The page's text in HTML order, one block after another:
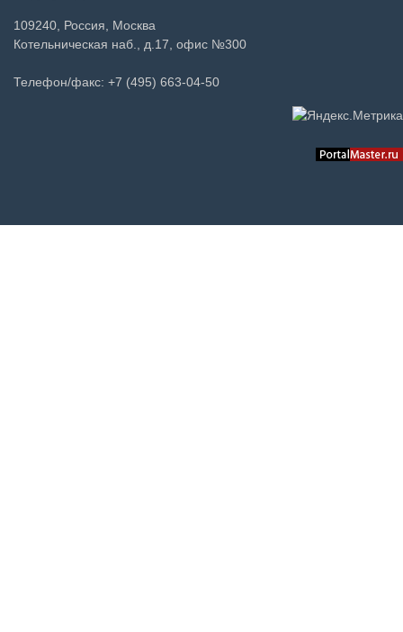
109240, Россия, Москва
Котельническая наб., д.17, офис №300
Телефон/факс: +7 (495) 663-04-50